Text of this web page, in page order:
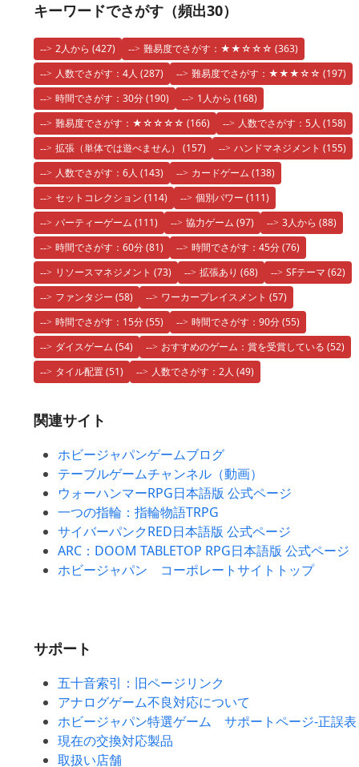
キーワードでさがす（頻出30）
2人から (427) 難易度でさがす：★★☆☆☆ (363)
人数でさがす：4人 (287) 難易度でさがす：★★★☆☆ (197)
時間でさがす：30分(190) 1人から (168)
難易度でさがす：★☆☆☆☆ (166) 人数でさがす：5人 (158)
拡張（単体では遊べません） (157) ハンドマネジメント (155)
人数でさがす：6人 (143) カードゲーム (138)
セットコレクション (114) 個別パワー (111)
パーティーゲーム (111) 協力ゲーム (97) 3人から (88)
時間でさがす：60分(81) 時間でさがす：45分(76)
リソースマネジメント (73) 拡張あり (68) SFテーマ (62)
ファンタジー (58) ワーカープレイスメント (57)
時間でさがす：15分(55) 時間でさがす：90分(55)
ダイスゲーム (54) おすすめのゲーム：賞を受賞している (52)
タイル配置(51) 人数でさがす：2人 (49)
関連サイト
ホビージャパンゲームブログ
テーブルゲームチャンネル（動画）
ウォーハンマーRPG日本語版 公式ページ
一つの指輪：指輪物語TRPG
サイバーパンクRED日本語版 公式ページ
ARC：DOOM TABLETOP RPG日本語版 公式ページ
ホビージャパン コーポレートサイトトップ
サポート
五十音索引：旧ページリンク
アナログゲーム不良対応について
ホビージャパン特選ゲーム サポートページ-正誤表
現在の交換対応製品
取扱い店舗